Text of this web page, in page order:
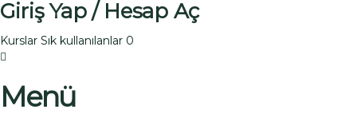
Giriş Yap / Hesap Aç
Kurslar Sık kullanılanlar 0
Menü